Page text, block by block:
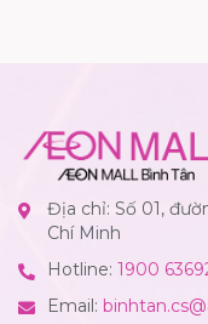
Địa chỉ: Số 01,
Chí Minh
Hotline: 1900
Email: